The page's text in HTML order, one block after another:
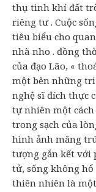
thụ tinh khí đất
riêng tư . Cuộc
tiêu biểu cho
nhà nho . đồng
của đạo Lão, «
một bên những
nghệ sĩ đích thực
tự nhiên một
trong sạch của
hình ảnh măng
tượng gắn kết với
tử, sống không
thiên nhiên là